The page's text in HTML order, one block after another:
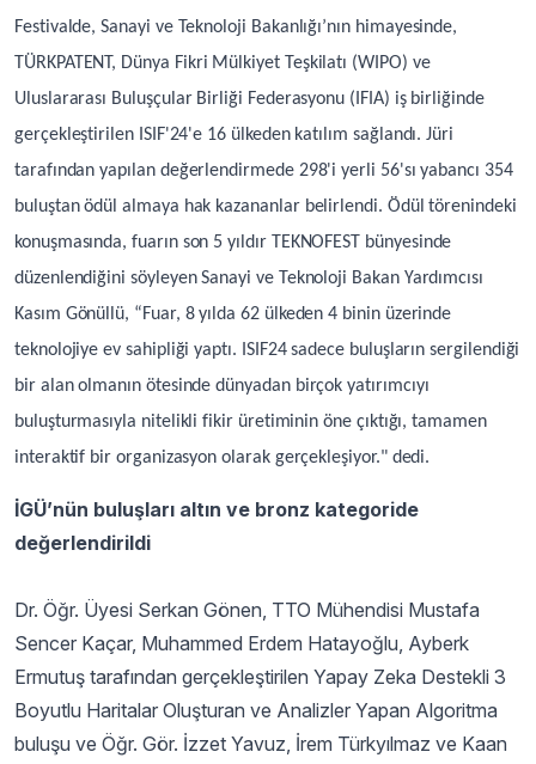
Festivalde, Sanayi ve Teknoloji Bakanlığı’nın himayesinde,
TÜRKPATENT, Dünya Fikri Mülkiyet Teşkilatı (WIPO) ve
Uluslararası Buluşçular Birliği Federasyonu (IFIA) iş birliğinde
gerçekleştirilen ISIF'24'e 16 ülkeden katılım sağlandı. Jüri
tarafından yapılan değerlendirmede 298'i yerli 56'sı yabancı 354
buluştan ödül almaya hak kazananlar belirlendi. Ödül törenindeki
konuşmasında, fuarın son 5 yıldır TEKNOFEST bünyesinde
düzenlendiğini söyleyen Sanayi ve Teknoloji Bakan Yardımcısı
Kasım Gönüllü, “Fuar, 8 yılda 62 ülkeden 4 binin üzerinde
teknolojiye ev sahipliği yaptı. ISIF24 sadece buluşların sergilendiği
bir alan olmanın ötesinde dünyadan birçok yatırımcıyı
buluşturmasıyla nitelikli fikir üretiminin öne çıktığı, tamamen
interaktif bir organizasyon olarak gerçekleşiyor." dedi.
İGÜ’nün buluşları altın ve bronz kategoride
değerlendirildi
Dr. Öğr. Üyesi Serkan Gönen, TTO Mühendisi Mustafa
Sencer Kaçar, Muhammed Erdem Hatayoğlu, Ayberk
Ermutuş tarafından gerçekleştirilen Yapay Zeka Destekli 3
Boyutlu Haritalar Oluşturan ve Analizler Yapan Algoritma
buluşu ve Öğr. Gör. İzzet Yavuz, İrem Türkyılmaz ve Kaan